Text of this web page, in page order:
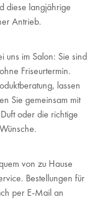
diese langjährige
Antrieb.
uns im Salon: Sie sind
Friseurtermin.
lassen
Sie gemeinsam mit
oder die richtige
von zu Hause
Bestellungen für
per E-Mail an